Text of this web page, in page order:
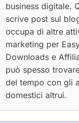
business digitale.
scrive post sul
occupa di altre
marketing per
Downloads e
può spesso
del tempo con gli
domestici altrui.